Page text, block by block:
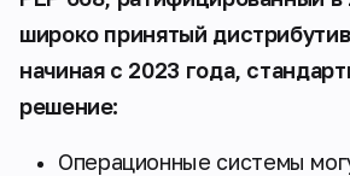
широко принятый
начиная с 2023 года,
решение:
Операционные системы